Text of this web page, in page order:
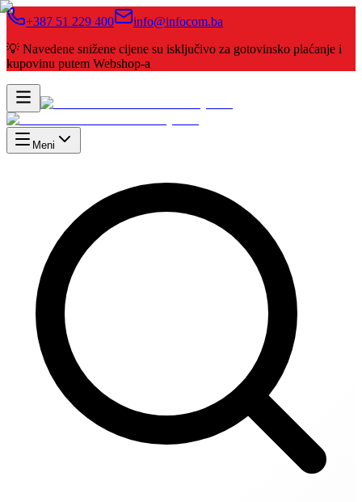
+387 51 229 400
info@infocom.ba
💡 Navedene snižene cijene su isključivo za gotovinsko plaćanje i
kupovinu putem Webshop-a
Meni